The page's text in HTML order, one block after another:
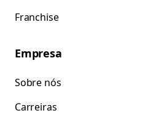
Franchise
Empresa
Sobre nós
Carreiras